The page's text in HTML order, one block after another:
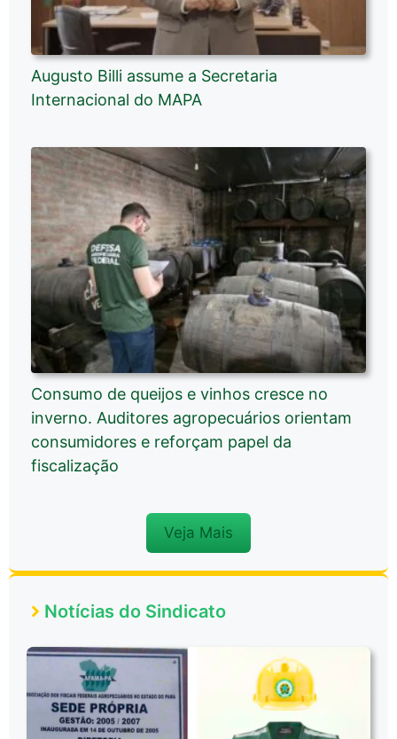
Augusto Billi assume a Secretaria
Internacional do MAPA
Consumo de queijos e vinhos cresce no
inverno. Auditores agropecuários orientam
consumidores e reforçam papel da
fiscalização
Veja Mais
Notícias do Sindicato